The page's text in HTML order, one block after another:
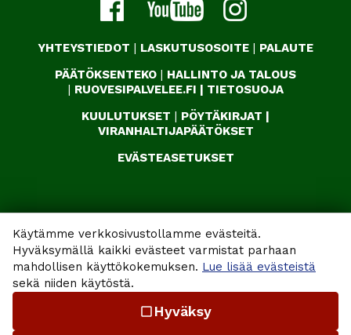
Käytämme verkkosivustollamme evästeitä.
Hyväksymällä kaikki evästeet varmistat parhaan
mahdollisen käyttökokemuksen. Lue lisää evästeistä
sekä niiden käytöstä.
check_box_outline_blank Hyväksy
YHTEYSTIEDOT | LASKUTUSOSOITE | PALAUTE
PÄÄTÖKSENTEKO | HALLINTO JA TALOUS
| RUOVESIPALVELEE.FI | TIETOSUOJA
KUULUTUKSET | PÖYTÄKIRJAT |
VIRANHALTIJAPÄÄTÖKSET
EVÄSTEASETUKSET